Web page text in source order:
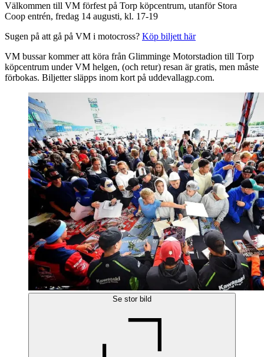
Välkommen till VM förfest på Torp köpcentrum, utanför Stora
Coop entrén, fredag 14 augusti, kl. 17-19
Sugen på att gå på VM i motocross? Köp biljett här
VM bussar kommer att köra från Glimminge Motorstadion till Torp
köpcentrum under VM helgen, (och retur) resan är gratis, men måste
förbokas. Biljetter släpps inom kort på uddevallagp.com.
Se stor bild